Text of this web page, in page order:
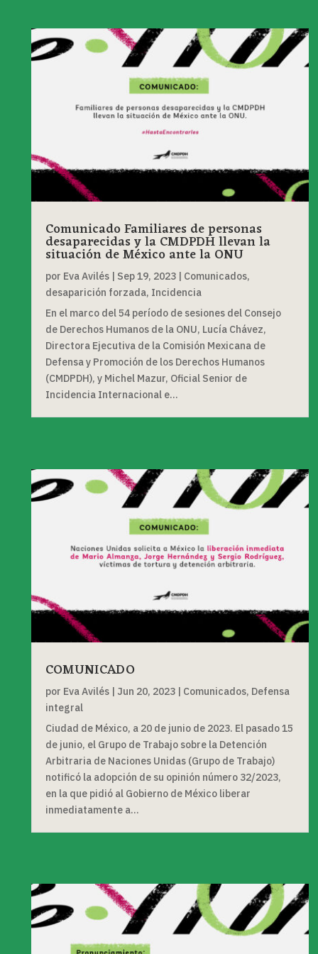
Comunicado Familiares de personas
desaparecidas y la CMDPDH llevan la
situación de México ante la ONU
por Eva Avilés| Sep 19, 2023| Comunicados,
desaparición forzada, Incidencia
En el marco del 54 período de sesiones del Consejo
de Derechos Humanos de la ONU, Lucía Chávez,
Directora Ejecutiva de la Comisión Mexicana de
Defensa y Promoción de los Derechos Humanos
(CMDPDH), y Michel Mazur, Oficial Senior de
Incidencia Internacional e...
COMUNICADO
por Eva Avilés| Jun 20, 2023| Comunicados, Defensa
integral
Ciudad de México, a 20 de junio de 2023. El pasado 15
de junio, el Grupo de Trabajo sobre la Detención
Arbitraria de Naciones Unidas (Grupo de Trabajo)
notificó la adopción de su opinión número 32/2023,
en la que pidió al Gobierno de México liberar
inmediatamente a...